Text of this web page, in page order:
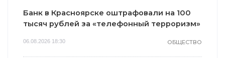
Банк в Красноярске оштрафовали на 100
тысяч рублей за «телефонный терроризм»
06.08.2026 18:30 ОБЩЕСТВО